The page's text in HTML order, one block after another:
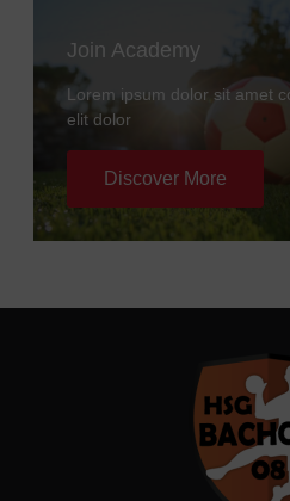
Join Academy
Lorem ipsum dolor sit amet
elit dolor
Discover More